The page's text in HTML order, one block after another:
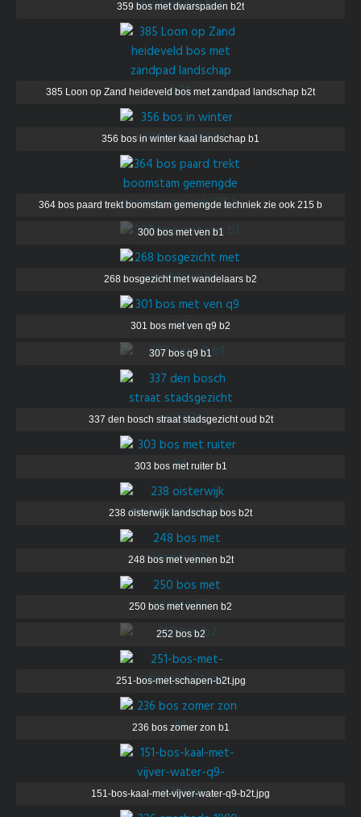
359 bos met dwarspaden b2t
385 Loon op Zand heideveld bos met zandpad landschap b2t
356 bos in winter kaal landschap b1
364 bos paard trekt boomstam gemengde techniek zie ook 215 b
300 bos met ven b1
268 bosgezicht met wandelaars b2
301 bos met ven q9 b2
307 bos q9 b1
337 den bosch straat stadsgezicht oud b2t
303 bos met ruiter b1
238 oisterwijk landschap bos b2t
248 bos met vennen b2t
250 bos met vennen b2
252 bos b2
251-bos-met-schapen-b2t.jpg
236 bos zomer zon b1
151-bos-kaal-met-vijver-water-q9-b2t.jpg